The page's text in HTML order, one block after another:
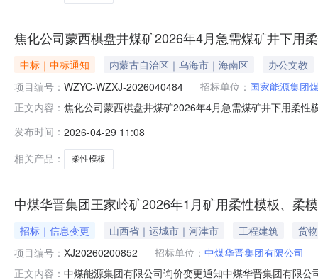
焦化公司蒙西棋盘井煤矿2026年4月急需煤矿井下用
中标｜中标通知 内蒙古自治区｜乌海市｜海南区
办公文教
项目编号： WZYC-WZXJ-2026040484 招标单位： 国家能源集团
正文内容： 焦化公司蒙西棋盘井煤矿2026年4月急需煤矿井下用柔
议；采购人采购管理部门负责受理采购投诉。异议接收
发布时间： 2026-04-29 11:08
相关产品：
柔性模板
中煤华晋集团王家岭矿2026年1月矿用柔性模板、柔
招标｜信息变更 山西省｜运城市｜河津市 工程建筑
货物
项目编号： XJ20260200852 招标单位： 中煤华晋集团有限公司
正文内容： 中煤能源集团有限公司询价变更通知中煤华晋集团有限